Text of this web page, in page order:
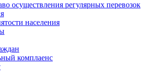
осуществления регулярных перевозок
населения
комплаенс